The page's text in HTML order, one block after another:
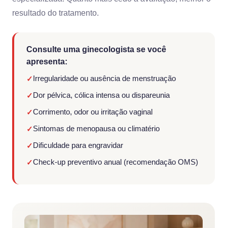
resultado do tratamento.
Consulte uma ginecologista se você
apresenta:
✓ Irregularidade ou ausência de menstruação
✓ Dor pélvica, cólica intensa ou dispareunia
✓Corrimento, odor ou irritação vaginal
✓Sintomas de menopausa ou climatério
✓ Dificuldade para engravidar
✓Check-up preventivo anual (recomendação OMS)